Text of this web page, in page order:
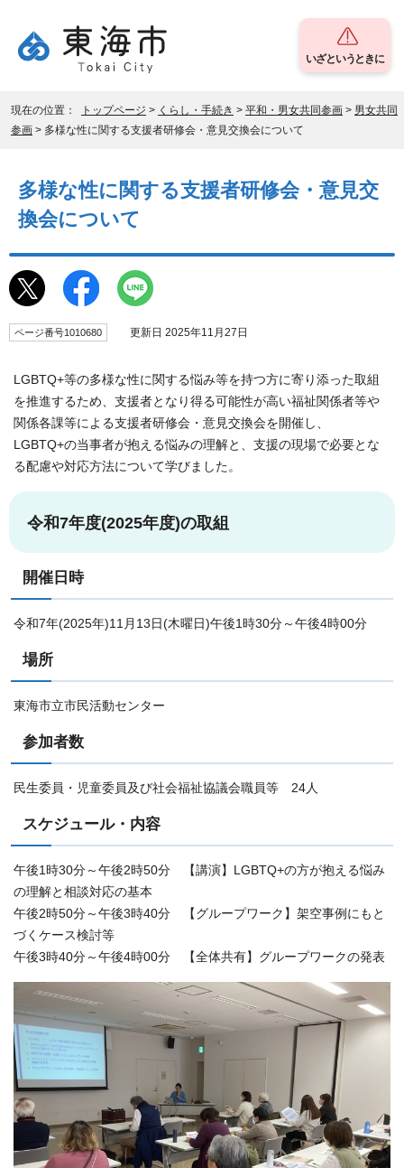
いざというときに
現在の位置： トップページ > くらし・手続き > 平和・男女共同参画 > 男女共同
参画 > 多様な性に関する支援者研修会・意見交換会について
多様な性に関する支援者研修会・意見交
換会について
ページ番号1010680 更新日 2025年11月27日
LGBTQ+等の多様な性に関する悩み等を持つ方に寄り添った取組
を推進するため、支援者となり得る可能性が高い福祉関係者等や
関係各課等による支援者研修会・意見交換会を開催し、
LGBTQ+の当事者が抱える悩みの理解と、支援の現場で必要とな
る配慮や対応方法について学びました。
令和7年度(2025年度)の取組
開催日時
令和7年(2025年)11月13日(木曜日)午後1時30分～午後4時00分
場所
東海市立市民活動センター
参加者数
民生委員・児童委員及び社会福祉協議会職員等 24人
スケジュール・内容
午後1時30分～午後2時50分 【講演】LGBTQ+の方が抱える悩み
の理解と相談対応の基本
午後2時50分～午後3時40分 【グループワーク】架空事例にもと
づくケース検討等
午後3時40分～午後4時00分 【全体共有】グループワークの発表